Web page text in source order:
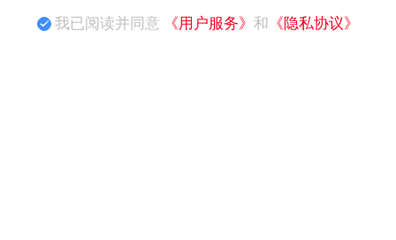
我已阅读并同意 《用户服务》 和 《隐私协议》